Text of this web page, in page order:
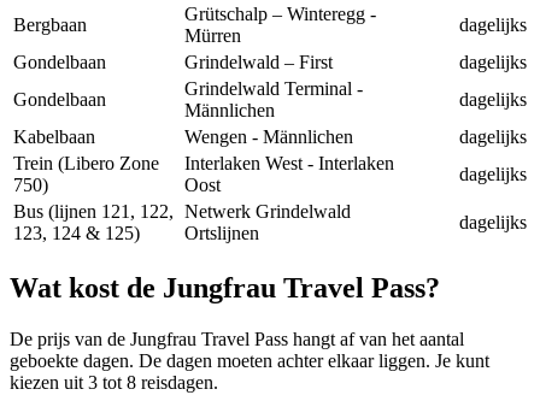
Bergbaan
Grütschalp – Winteregg -
Mürren
dagelijks
Gondelbaan
Grindelwald – First
dagelijks
Gondelbaan
Grindelwald Terminal -
Männlichen
dagelijks
Kabelbaan
Wengen - Männlichen
dagelijks
Trein (Libero Zone
750)
Interlaken West - Interlaken
Oost
dagelijks
Bus (lijnen 121, 122,
123, 124 & 125)
Netwerk Grindelwald
Ortslijnen
dagelijks
Wat kost de Jungfrau Travel Pass?
De prijs van de Jungfrau Travel Pass hangt af van het aantal
geboekte dagen. De dagen moeten achter elkaar liggen. Je kunt
kiezen uit 3 tot 8 reisdagen.